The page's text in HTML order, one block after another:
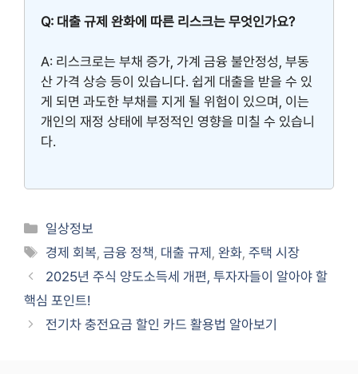
Q: 대출 규제 완화에 따른 리스크는 무엇인가요?
A: 리스크로는 부채 증가, 가계 금융 불안정성, 부동
산 가격 상승 등이 있습니다. 쉽게 대출을 받을 수 있
게 되면 과도한 부채를 지게 될 위험이 있으며, 이는
개인의 재정 상태에 부정적인 영향을 미칠 수 있습니
다.
Categories
일상정보
Tags
경제 회복 ,금융 정책 대출 규제 ,완화 ,주택 시장
2025년 주식 양도소득세 개편, 투자자들이 알아야 할
핵심 포인트!
전기차 충전요금 할인 카드 활용법 알아보기